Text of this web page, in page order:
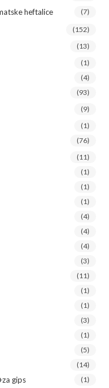
heftalice (7)
(152)
(13)
(1)
(4)
(93)
(9)
(1)
(76)
(11)
(1)
(1)
(1)
(4)
(4)
(4)
(3)
(11)
(1)
(1)
(3)
(1)
(5)
(14)
gips (1)